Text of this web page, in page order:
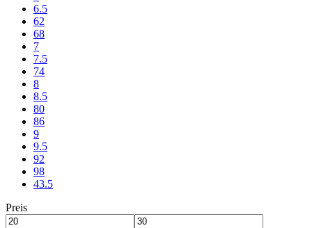
6.5
62
68
7
7.5
74
8
8.5
80
86
9
9.5
92
98
43.5
Preis